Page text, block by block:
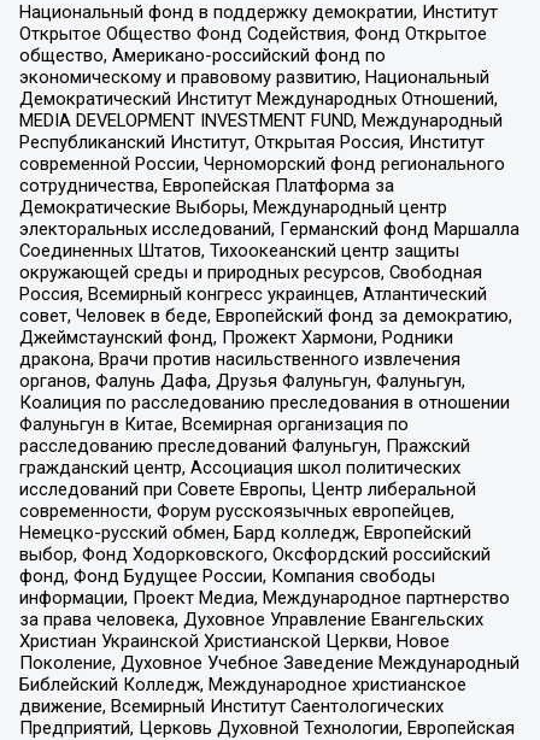
Национальный фонд в поддержку демократии, Институт
Открытое Общество Фонд Содействия, Фонд Открытое
общество, Американо-российский фонд по
экономическому и правовому развитию, Национальный
Демократический Институт Международных Отношений,
MEDIA DEVELOPMENT INVESTMENT FUND, Международный
Республиканский Институт, Открытая Россия, Институт
современной России, Черноморский фонд регионального
сотрудничества, Европейская Платформа за
Демократические Выборы, Международный центр
электоральных исследований, Германский фонд Маршалла
Соединенных Штатов, Тихоокеанский центр защиты
окружающей среды и природных ресурсов, Свободная
Россия, Всемирный конгресс украинцев, Атлантический
совет, Человек в беде, Европейский фонд за демократию,
Джеймстаунский фонд, Прожект Хармони, Родники
дракона, Врачи против насильственного извлечения
органов, Фалунь Дафа, Друзья Фалуньгун, Фалуньгун,
Коалиция по расследованию преследования в отношении
Фалуньгун в Китае, Всемирная организация по
расследованию преследований Фалуньгун, Пражский
гражданский центр, Ассоциация школ политических
исследований при Совете Европы, Центр либеральной
современности, Форум русскоязычных европейцев,
Немецко-русский обмен, Бард колледж, Европейский
выбор, Фонд Ходорковского, Оксфордский российский
фонд, Фонд Будущее России, Компания свободы
информации, Проект Медиа, Международное партнерство
за права человека, Духовное Управление Евангельских
Христиан Украинской Христианской Церкви, Новое
Поколение, Духовное Учебное Заведение Международный
Библейский Колледж, Международное христианское
движение, Всемирный Институт Саентологических
Предприятий, Церковь Духовной Технологии, Европейская